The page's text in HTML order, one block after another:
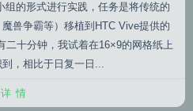
的形式进行实践，任务是将传统的
兽争霸等）移植到HTC Vive提供的
二十分钟，我试着在16×9的网格纸上
，相比于日复一日...
详情